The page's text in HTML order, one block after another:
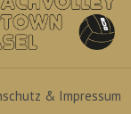
& Impressum